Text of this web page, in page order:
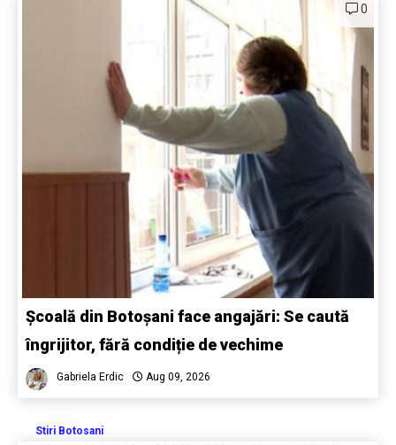
0
Școală din Botoșani face angajări: Se caută
îngrijitor, fără condiție de vechime
Gabriela Erdic Aug 09, 2026
Stiri Botosani